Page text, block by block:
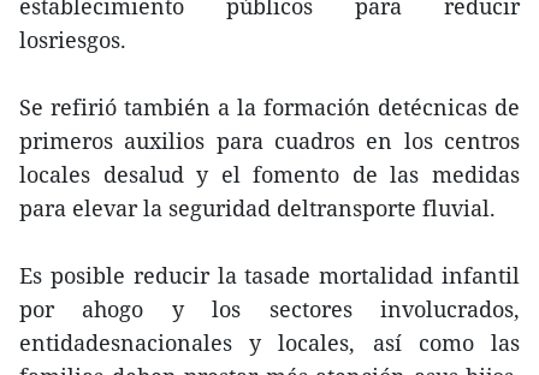
establecimiento públicos para reducir
losriesgos.
Se refirió también a la formación detécnicas de
primeros auxilios para cuadros en los centros
locales desalud y el fomento de las medidas
para elevar la seguridad deltransporte fluvial.
Es posible reducir la tasade mortalidad infantil
por ahogo y los sectores involucrados,
entidadesnacionales y locales, así como las